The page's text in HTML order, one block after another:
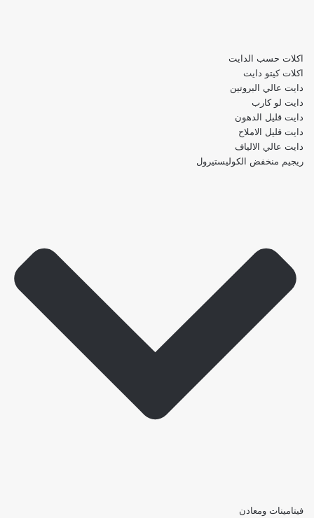
اكلات حسب الدايت
اكلات كيتو دايت
دايت عالي البروتين
دايت لو كارب
دايت قليل الدهون
دايت قليل الاملاح
دايت عالي الالياف
ريجيم منخفض الكوليستيرول
فيتامينات ومعادن